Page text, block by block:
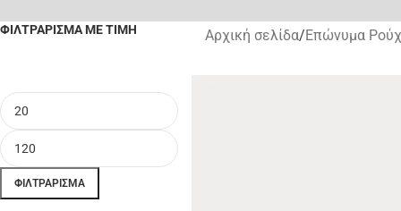
ΦΙΛΤΡΆΡΙΣΜΑ ΜΕ ΤΙΜΉ
ΦΙΛΤΡΆΡΙΣΜΑ
Αρχική σελίδα/Επώνυμα